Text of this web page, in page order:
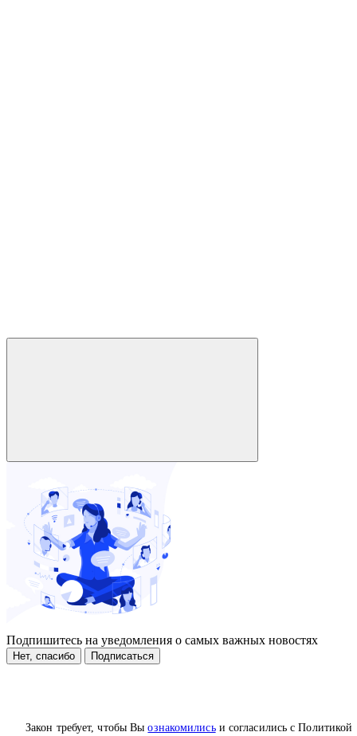
Закон требует, чтобы Выознакомилисьи согласились с Политикой
Подпишитесь на уведомления о самых важных новостях
Нет, спасибо Подписаться